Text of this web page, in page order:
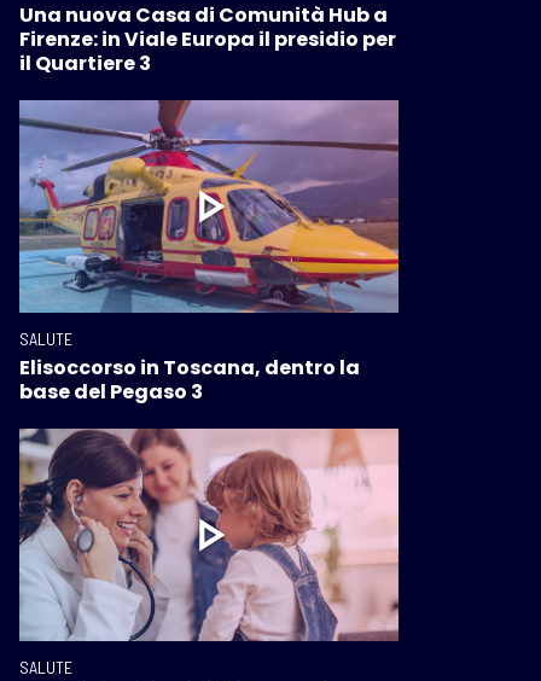
Una nuova Casa di Comunità Hub a
Firenze: in Viale Europa il presidio per
il Quartiere 3
SALUTE
Elisoccorso in Toscana, dentro la
base del Pegaso 3
SALUTE